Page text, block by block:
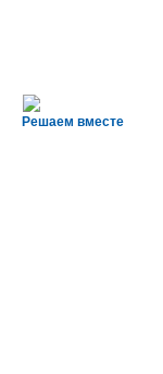
Решаем вместе